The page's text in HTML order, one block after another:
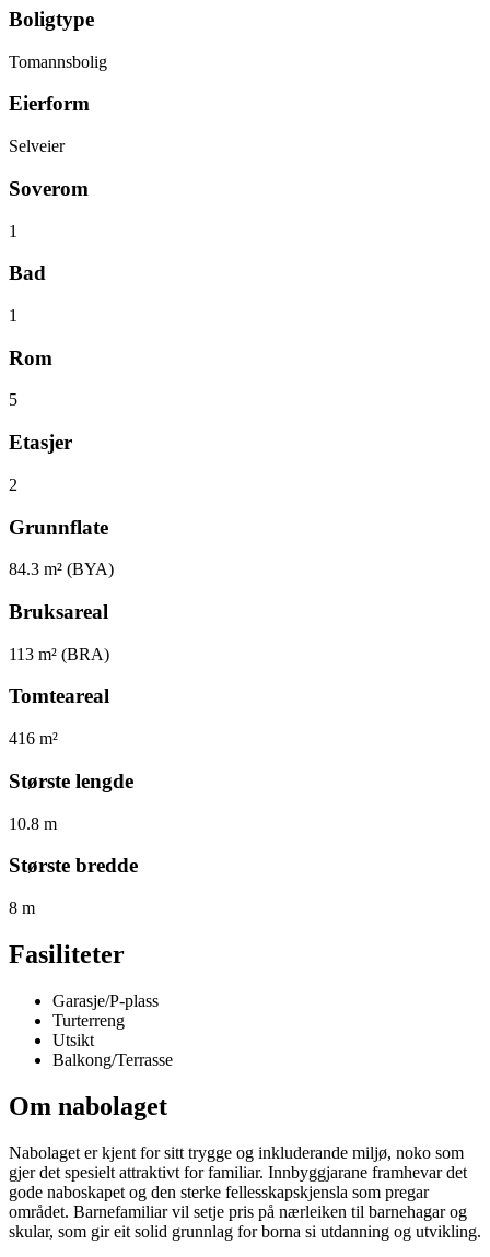
Boligtype
Tomannsbolig
Eierform
Selveier
Soverom
1
Bad
1
Rom
5
Etasjer
2
Grunnflate
84.3 m² (BYA)
Bruksareal
113 m² (BRA)
Tomteareal
416 m²
Største lengde
10.8 m
Største bredde
8 m
Fasiliteter
Garasje/P-plass
Turterreng
Utsikt
Balkong/Terrasse
Om nabolaget
Nabolaget er kjent for sitt trygge og inkluderande miljø, noko som
gjer det spesielt attraktivt for familiar. Innbyggjarane framhevar det
gode naboskapet og den sterke fellesskapskjensla som pregar
området. Barnefamiliar vil setje pris på nærleiken til barnehagar og
skular, som gir eit solid grunnlag for borna si utdanning og utvikling.